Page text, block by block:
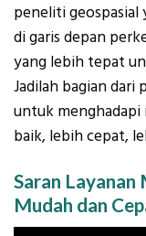
peneliti geospasial
di garis depan
yang lebih tepat
Jadilah bagian dari
untuk menghadapi
baik, lebih cepat,
Saran Layanan
Mudah dan